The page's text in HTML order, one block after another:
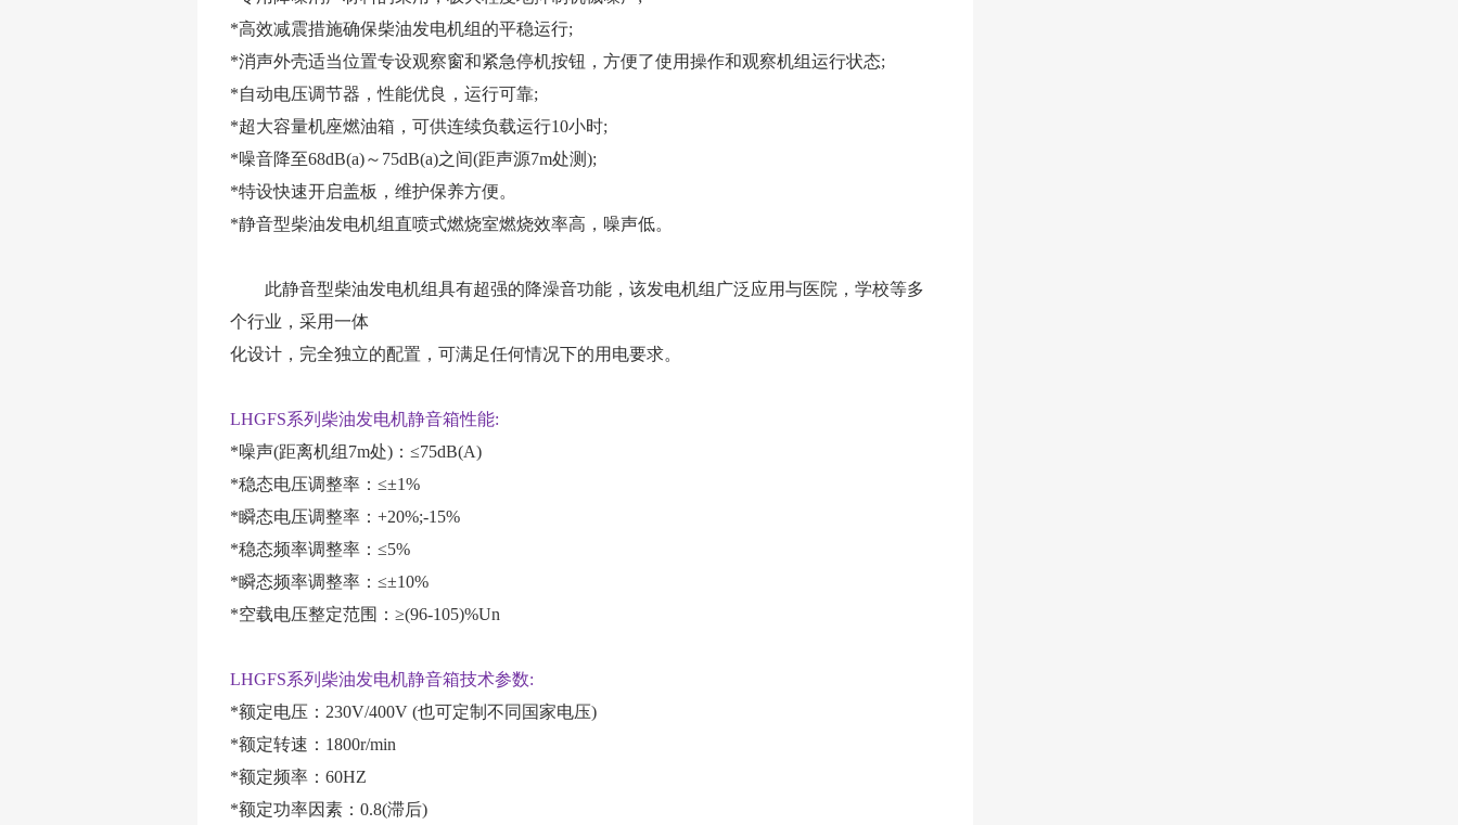
*高效减震措施确保柴油发电机组的平稳运行;
*消声外壳适当位置专设观察窗和紧急停机按钮，方便了使用操作和观察机组运行状态;
*自动电压调节器，性能优良，运行可靠;
*超大容量机座燃油箱，可供连续负载运行10小时;
*噪音降至68dB(a)～75dB(a)之间(距声源7m处测);
*特设快速开启盖板，维护保养方便。
*静音型柴油发电机组直喷式燃烧室燃烧效率高，噪声低。
此静音型柴油发电机组具有超强的降澡音功能，该发电机组广泛应用与医院，学校等多
个行业，采用一体
化设计，完全独立的配置，可满足任何情况下的用电要求。
LHGFS系列柴油发电机静音箱性能:
*噪声(距离机组7m处)：≤75dB(A)
*稳态电压调整率：≤±1%
*瞬态电压调整率：+20%;-15%
*稳态频率调整率：≤5%
*瞬态频率调整率：≤±10%
*空载电压整定范围：≥(96-105)%Un
LHGFS系列柴油发电机静音箱技术参数:
*额定电压：230V/400V (也可定制不同国家电压)
*额定转速：1800r/min
*额定频率：60HZ
*额定功率因素：0.8(滞后)